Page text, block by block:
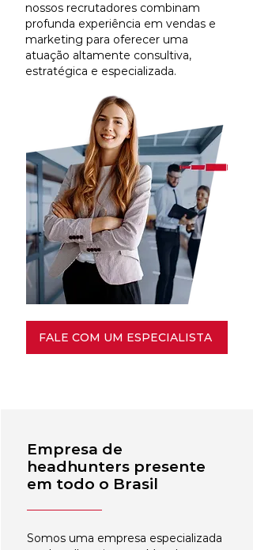
nossos recrutadores combinam
profunda experiência em vendas e
marketing para oferecer uma
atuação altamente consultiva,
estratégica e especializada.
FALE COM UM ESPECIALISTA
Empresa de
headhunters presente
em todo o Brasil
Somos uma empresa especializada